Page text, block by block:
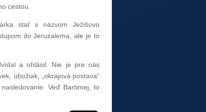
cestou.
stať s názvom Ježišovo
do Jeruzalema, ale je to
a ohlásil. Nie je pre nás
úbožiak, „okrajová postava“
Veď Bartimej, to